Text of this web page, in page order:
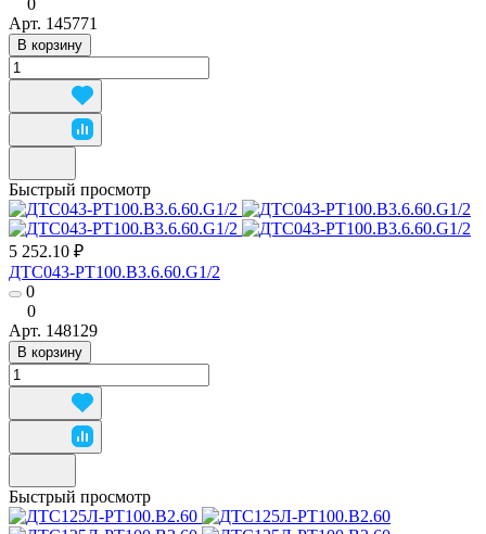
Арт. 145771
В корзину
Быстрый просмотр
5 252.10 ₽
ДТС043-РТ100.В3.6.60.G1/2
0
0
Арт. 148129
В корзину
Быстрый просмотр